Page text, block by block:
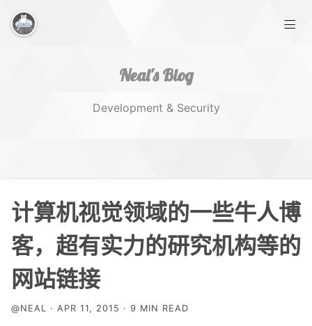
Neal's Blog
Development & Security
Home
Works
计算机视觉领域的一些牛人博
客，超有实力的研究机构等的
网站链接
@NEAL · APR 11, 2015 · 9 MIN READ